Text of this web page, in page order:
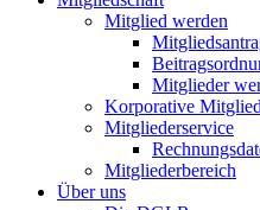
Mitglied werden
Mitglieder
Korporative
Mitgliederservice
Mitgliederbereich
Über uns